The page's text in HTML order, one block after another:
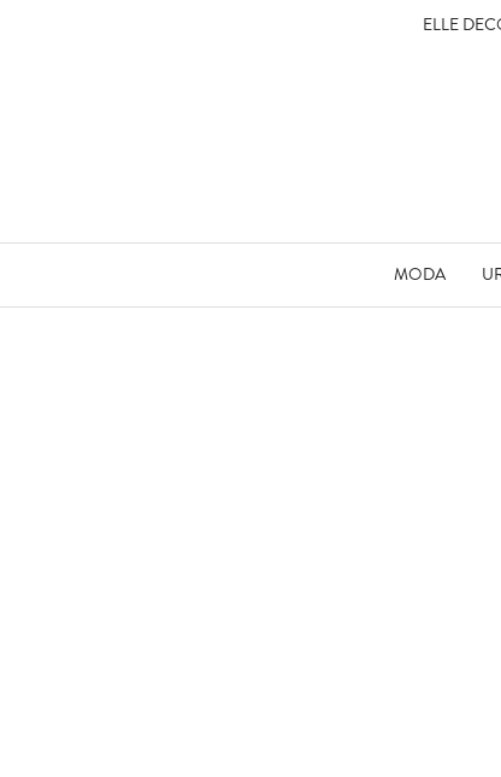
ELLE
MODA